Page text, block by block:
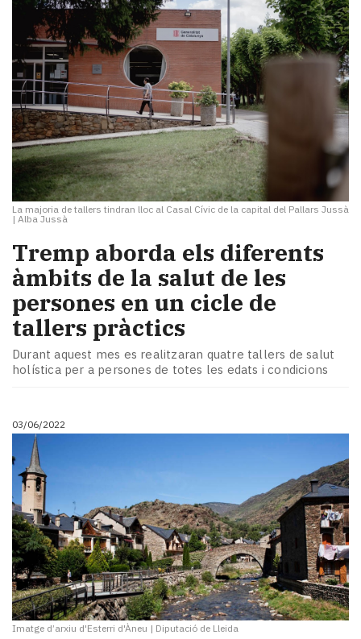
La majoria de tallers tindran lloc al Casal Cívic de la capital del Pallars Jussà
| Alba Jussà
Tremp aborda els diferents
àmbits de la salut de les
persones en un cicle de
tallers pràctics
Durant aquest mes es realitzaran quatre tallers de salut
holística per a persones de totes les edats i condicions
03/06/2022
Imatge d’arxiu d'Esterri d'Àneu | Diputació de Lleida